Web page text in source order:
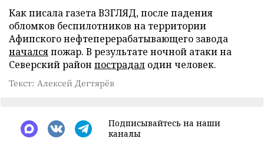
Как писала газета ВЗГЛЯД, после падения
обломков беспилотников на территории
Афипского нефтеперерабатывающего завода
началсяпожар. В результате ночной атаки на
Северский район пострадал один человек.
Текст: Алексей Дегтярёв
Подписывайтесь на наши
каналы